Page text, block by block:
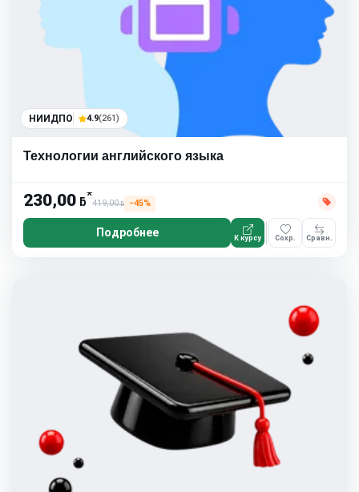
НИИДПО 4.9(261)
Технологии английского языка
230,00 ƃ*
419,00ƃ −45%
Подробнее К курсу Сохр. Сравн.